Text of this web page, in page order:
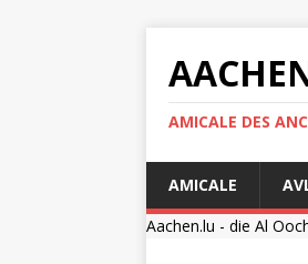
AMICALE DES
AMICALE
Aachen.lu - die Al